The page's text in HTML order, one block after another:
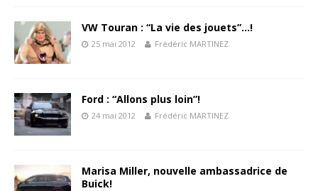
VW Touran : “La vie des jouets”…!
25 mai 2012 Frédéric MARTINEZ
Ford : “Allons plus loin”!
24 mai 2012 Frédéric MARTINEZ
Marisa Miller, nouvelle ambassadrice de
Buick!